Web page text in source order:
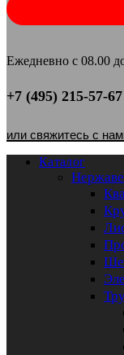
Ежедневно с 08.00
+7 (495) 215-57-67
или свяжитесь с
Каталог